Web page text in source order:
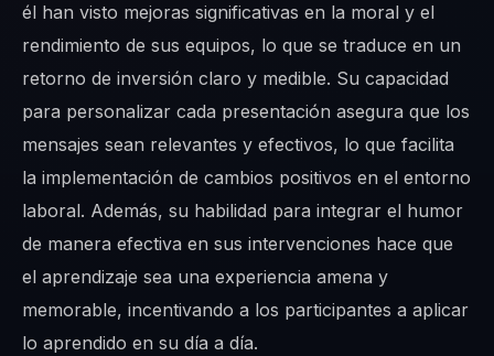
él han visto mejoras significativas en la moral y el
rendimiento de sus equipos, lo que se traduce en un
retorno de inversión claro y medible. Su capacidad
para personalizar cada presentación asegura que los
mensajes sean relevantes y efectivos, lo que facilita
la implementación de cambios positivos en el entorno
laboral. Además, su habilidad para integrar el humor
de manera efectiva en sus intervenciones hace que
el aprendizaje sea una experiencia amena y
memorable, incentivando a los participantes a aplicar
lo aprendido en su día a día.